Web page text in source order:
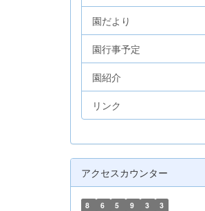
園だより
園行事予定
園紹介
リンク
アクセスカウンター
8 6 5 9 3 3